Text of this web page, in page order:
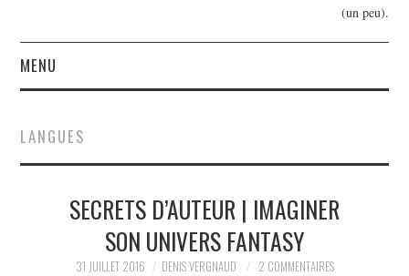
(un peu).
MENU
OUTILS D’ÉCRIVAIN
L’AUTEUR
LE CARTOGRAPHE
LANGUES
SECRETS D’AUTEUR | IMAGINER
SON UNIVERS FANTASY
31 JUILLET 2016 DENIS VERGNAUD 2 COMMENTAIRES